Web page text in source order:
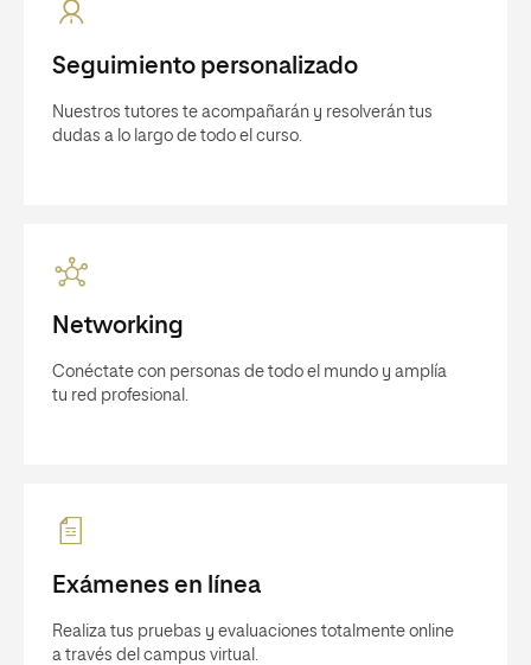
Seguimiento personalizado
Nuestros tutores te acompañarán y resolverán tus
dudas a lo largo de todo el curso.
Networking
Conéctate con personas de todo el mundo y amplía
tu red profesional.
Exámenes en línea
Realiza tus pruebas y evaluaciones totalmente online
a través del campus virtual.